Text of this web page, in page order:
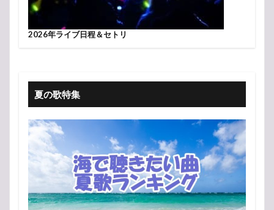
2026年ライブ日程＆セトリ
夏の歌特集